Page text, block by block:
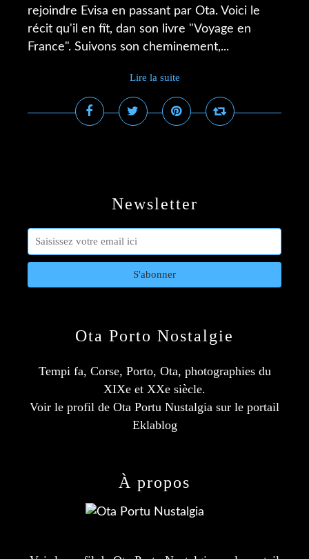
rejoindre Evisa en passant par Ota. Voici le
récit qu'il en fît, dan son livre "Voyage en
France". Suivons son cheminement,...
Lire la suite
Newsletter
Ota Porto Nostalgie
Tempi fa, Corse, Porto, Ota, photographies du
XIXe et XXe siècle.
Voir le profil de Ota Portu Nustalgia sur le portail
Eklablog
À propos